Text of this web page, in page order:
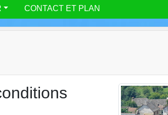
CONTACT ET PLAN